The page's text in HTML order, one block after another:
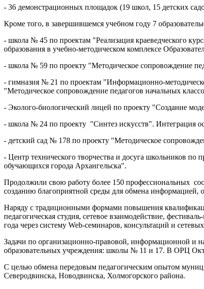
- 36 демонстрационных площадок (19 школ, 15 детских
Кроме того, в завершившемся учебном году 7
- школа № 45 по проектам "Реализация краеведческого
образования в учебно-методическом комплексе
- школа № 59 по проекту "Методическое сопровождение
- гимназия № 21 по проектам "Информационно-
"Методическое сопровождение педагогов начальных
- Эколого-биологический лицей по проекту "Создание
- школа № 24 по проекту "Синтез искусств". Интеграция
- детский сад № 178 по проекту "Методическое
- Центр технического творчества и досуга школьников по
обучающихся города Архангельска".
Продолжили свою работу более 150 профессиональных
созданию благоприятной среды для обмена информацией,
Наряду с традиционными формами повышения
педагогическая студия, сетевое взаимодействие,
года через систему Web-семинаров, консультаций и
Задачи по организационно-правовой, информационной и
образовательных учреждения: школы № 11 и 17. В ОРЦ
С целью обмена передовым педагогическим опытом
Северодвинска, Новодвинска, Холмогорского района.